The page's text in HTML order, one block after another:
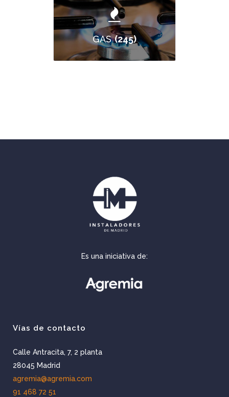
GAS (245)
Es una iniciativa de:
Vías de contacto
Calle Antracita, 7, 2 planta
28045 Madrid
agremia@agremia.com
91 468 72 51